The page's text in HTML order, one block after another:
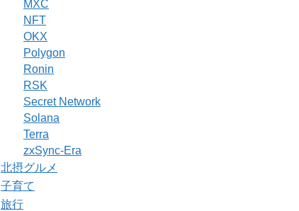
MXC
NFT
OKX
Polygon
Ronin
RSK
Secret Network
Solana
Terra
zxSync-Era
北摂グルメ
子育て
旅行